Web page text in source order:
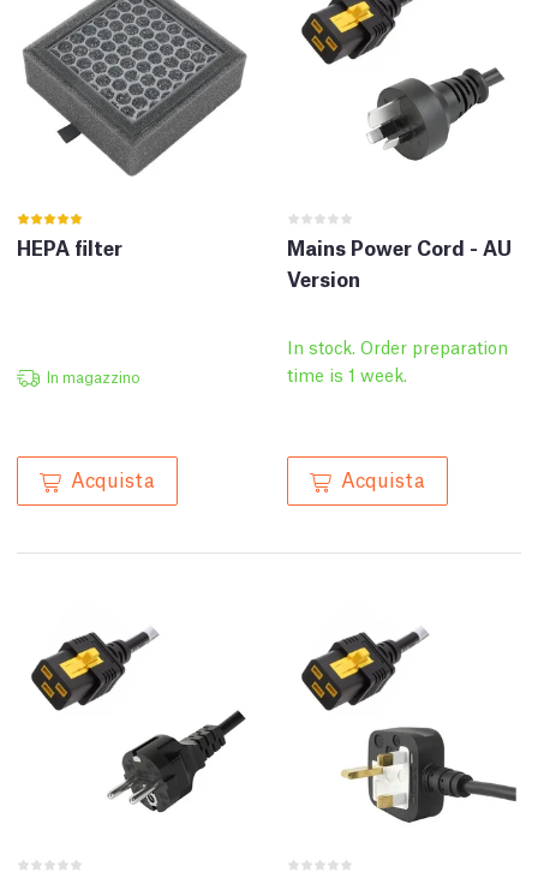
HEPA filter
In magazzino
Acquista
Mains Power Cord - AU
Version
In stock. Order preparation
time is 1 week.
Acquista